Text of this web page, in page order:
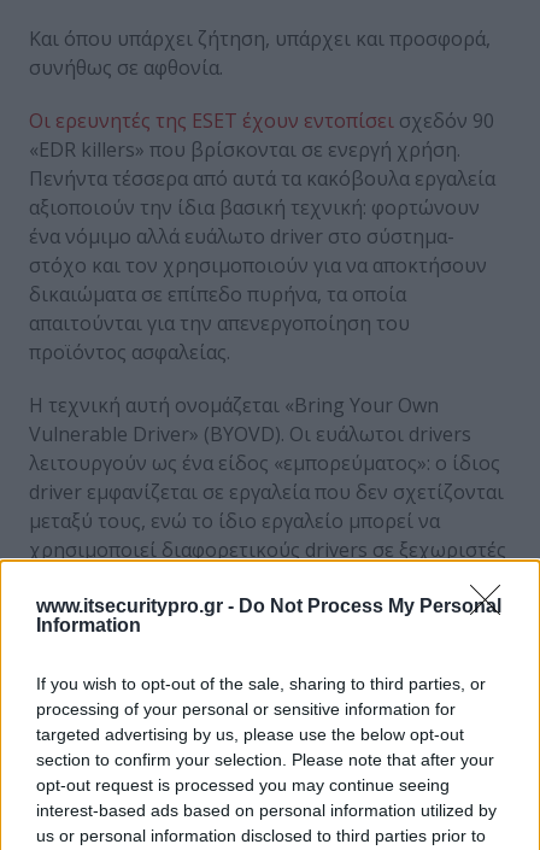
www.itsecuritypro.gr - Do Not Process My Personal
Information
If you wish to opt-out of the sale, sharing to third parties, or
processing of your personal or sensitive information for
targeted advertising by us, please use the below opt-out
section to confirm your selection. Please note that after your
opt-out request is processed you may continue seeing
interest-based ads based on personal information utilized by
us or personal information disclosed to third parties prior to
Και όπου υπάρχει ζήτηση, υπάρχει και προσφορά,
συνήθως σε αφθονία.
Οι ερευνητές της ESET έχουν εντοπίσει σχεδόν 90
«EDR killers» που βρίσκονται σε ενεργή χρήση.
Πενήντα τέσσερα από αυτά τα κακόβουλα εργαλεία
αξιοποιούν την ίδια βασική τεχνική: φορτώνουν
ένα νόμιμο αλλά ευάλωτο driver στο σύστημα-
στόχο και τον χρησιμοποιούν για να αποκτήσουν
δικαιώματα σε επίπεδο πυρήνα, τα οποία
απαιτούνται για την απενεργοποίηση του
προϊόντος ασφαλείας.
Η τεχνική αυτή ονομάζεται «Bring Your Own
Vulnerable Driver» (BYOVD). Οι ευάλωτοι drivers
λειτουργούν ως ένα είδος «εμπορεύματος»: ο ίδιος
driver εμφανίζεται σε εργαλεία που δεν σχετίζονται
μεταξύ τους, ενώ το ίδιο εργαλείο μπορεί να
χρησιμοποιεί διαφορετικούς drivers σε ξεχωριστές
Η αγορά των EDR killers αντικατοπτρίζει την
εργαλεία αυτά συνοδεύονται συχνά από υπηρεσίες
συσκότισης βάσει συνδρομής, οι οποίες
ενημερώνονται τακτικά ώστε να παραμένουν ένα
βήμα μπροστά από τους μηχανισμούς ανίχνευσης.
Συνήθως, οι συνεργάτες, και όχι οι ίδιοι οι
χειριστές του ransomware, επιλέγουν ποιο «killer»